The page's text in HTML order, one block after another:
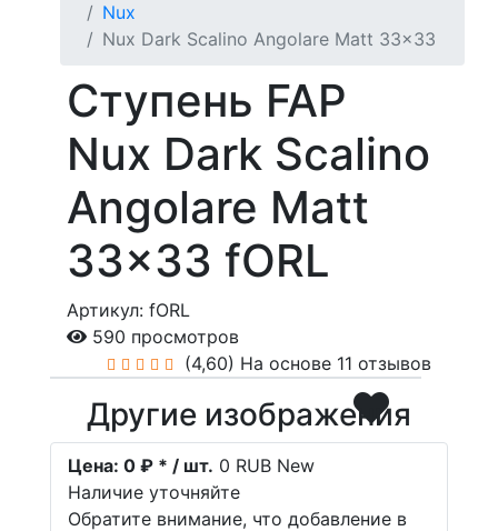
Nux
Nux Dark Scalino Angolare Matt 33x33
Ступень FAP
Nux Dark Scalino
Angolare Matt
33x33 fORL
Артикул: fORL
590 просмотров
(4,60) На основе 11 отзывов
Другие изображения
Цена: 0 ₽ * / шт. 0 RUB New
Наличие уточняйте
Обратите внимание, что добавление в